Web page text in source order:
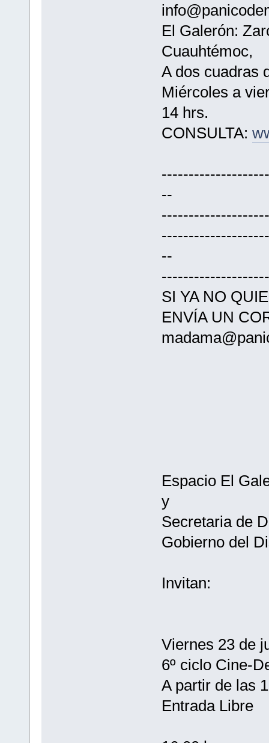
El Galerón:
Cuauhtémoc,
A dos cuadras
Miércoles a
14 hrs.
CONSULTA:
--
--
SI YA NO
ENVÍA UN
Espacio El
y
Secretaria de
Gobierno del
Invitan:
Viernes 23 de
6º ciclo Cine-
A partir de las
Entrada Libre